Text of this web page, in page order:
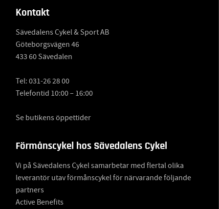
Kontakt
Sävedalens Cykel & Sport AB
Göteborgsvägen 46
433 60 Sävedalen
Tel: 031-26 28 00
Telefontid 10:00 – 16:00
Se butikens öppettider
Förmånscykel hos Sävedalens Cykel
Vi på Sävedalens Cykel samarbetar med flertal olika
leverantör utav förmånscykel för närvarande följande
partners
Active Benefits